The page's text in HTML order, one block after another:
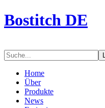
Bostitch DE
Home
Über
Produkte
News